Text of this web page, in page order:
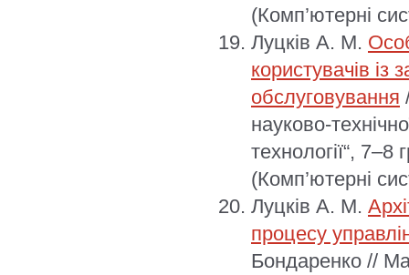
(Комп’ютерні
Луцків А. М.
користувачів із
обслуговування
науково-
технології“,
(Комп’ютерні
Луцків А. М.
процесу
Бондаренко //